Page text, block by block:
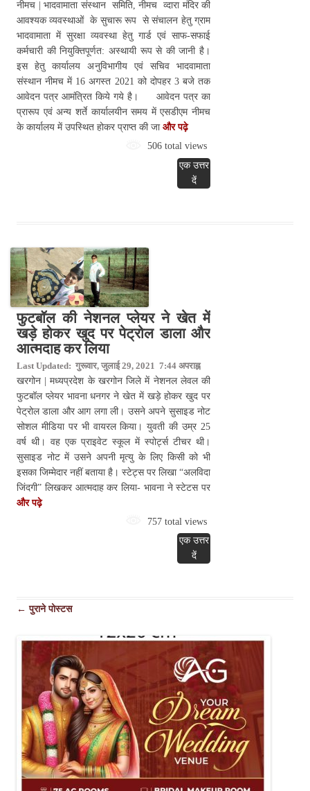
नीमच | भादवामाता संस्‍थान समिति, नीमच व्‍दारा मंदिर की
आवश्‍यक व्‍यवस्‍थाओं के सुचारू रूप से संचालन हेतु ग्राम
भादवामाता में सुरक्षा व्‍यवस्‍था हेतु गार्ड एवं साफ-सफाई
कर्मचारी की नियुक्ति‍पूर्णत: अस्‍थायी रूप से की जानी है।
इस हेतु कार्यालय अनुविभागीय एवं सचिव भादवामाता
संस्‍थान नीमच में 16 अगस्‍त 2021 को दोपहर 3 बजे तक
आवेदन पत्र आमंत्रित किये गये है। आवेदन पत्र का
प्रारूप एवं अन्‍य शर्ते कार्यालयीन समय में एसडीएम नीमच
के कार्यालय में उपस्थित होकर प्राप्‍त की जा और पढ़े
506 total views
एक उत्तर
दें
फुटबॉल की नेशनल प्लेयर ने खेत में
खड़े होकर खुद पर पेट्रोल डाला और
आत्मदाह कर लिया
Last Updated: गुरूवार, जुलाई 29, 2021 7:44 अपराह्न
खरगोन | मध्यप्रदेश के खरगोन जिले में नेशनल लेवल की
फुटबॉल प्लेयर भावना धनगर ने खेत में खड़े होकर खुद पर
पेट्रोल डाला और आग लगा ली। उसने अपने सुसाइड नोट
सोशल मीडिया पर भी वायरल किया। युवती की उम्र 25
वर्ष थी। वह एक प्राइवेट स्कूल में स्पोर्ट्स टीचर थी।
सुसाइड नोट में उसने अपनी मृत्यु के लिए किसी को भी
इसका जिम्मेदार नहीं बताया है। स्टेट्स पर लिखा “अलविदा
जिंदगी” लिखकर आत्मदाह कर लिया- भावना ने स्टेटस पर
और पढ़े
757 total views
एक उत्तर
दें
पोस्ट
← पुराने पोस्टस